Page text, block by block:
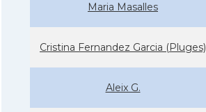
Maria Masalles
Cristina Fernandez Garcia (Pluges)
Aleix G.